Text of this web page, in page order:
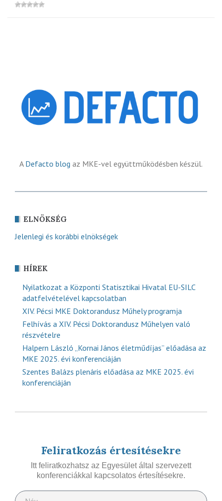
A Defacto blog az MKE-vel együttműködésben készül.
ELNÖKSÉG
Jelenlegi és korábbi elnökségek
HÍREK
Nyilatkozat a Központi Statisztikai Hivatal EU-SILC
adatfelvételével kapcsolatban
XIV. Pécsi MKE Doktorandusz Műhely programja
Felhívás a XIV. Pécsi Doktorandusz Műhelyen való
részvételre
Halpern László „Kornai János életműdíjas” előadása az
MKE 2025. évi konferenciáján
Szentes Balázs plenáris előadása az MKE 2025. évi
konferenciáján
Feliratkozás értesítésekre
Itt feliratkozhatsz az Egyesület által szervezett
konferenciákkal kapcsolatos értesítésekre.